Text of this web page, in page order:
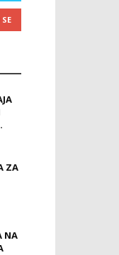
ZA
NA